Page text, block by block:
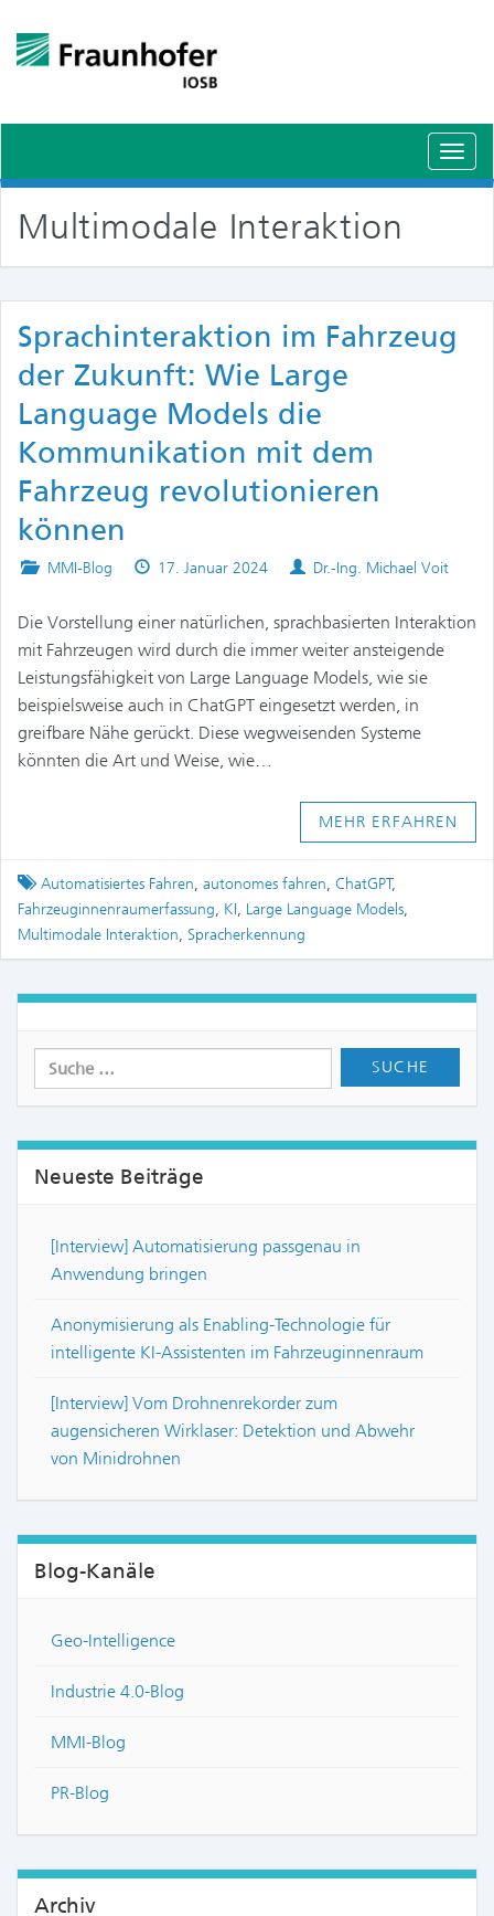
Multimodale Interaktion
Sprachinteraktion im Fahrzeug
der Zukunft: Wie Large
Language Models die
Kommunikation mit dem
Fahrzeug revolutionieren
können
Posted
MMI-Blog
Published
17. Januar 2024 Authors
Dr.-Ing. Michael Voit
Die Vorstellung einer natürlichen, sprachbasierten Interaktion
mit Fahrzeugen wird durch die immer weiter ansteigende
Leistungsfähigkeit von Large Language Models, wie sie
beispielsweise auch in ChatGPT eingesetzt werden, in
greifbare Nähe gerückt. Diese wegweisenden Systeme
könnten die Art und Weise, wie…
MEHR ERFAHREN
Tagged
Automatisiertes Fahren, autonomes fahren, ChatGPT,
Fahrzeuginnenraumerfassung, KI, Large Language Models,
Multimodale Interaktion, Spracherkennung
Neueste Beiträge
[Interview] Automatisierung passgenau in
Anwendung bringen
Anonymisierung als Enabling-Technologie für
intelligente KI-Assistenten im Fahrzeuginnenraum
[Interview] Vom Drohnenrekorder zum
augensicheren Wirklaser: Detektion und Abwehr
von Minidrohnen
Blog-Kanäle
Geo-Intelligence
Industrie 4.0-Blog
MMI-Blog
PR-Blog
Archiv